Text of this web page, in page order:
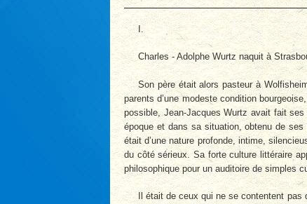
I.
Charles - Adolphe Wurtz naquit à
Son père était alors pasteur à
parents d’une modeste condition
possible, Jean-Jacques Wurtz avait fait
époque et dans sa situation, obtenu de
était d’une nature profonde, intime,
du côté sérieux. Sa forte culture littéraire
philosophique pour un auditoire de simples
Il était de ceux qui ne se contentent